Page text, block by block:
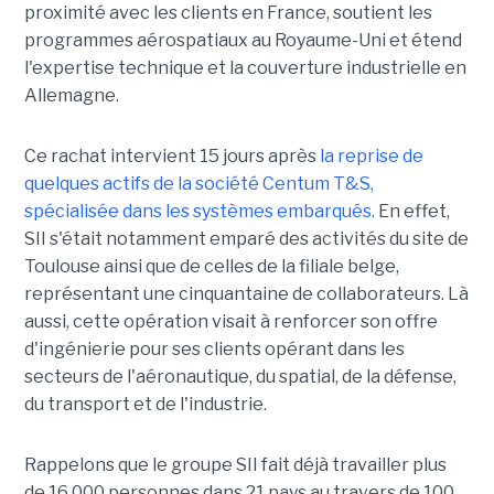
proximité avec les clients en France, soutient les
programmes aérospatiaux au Royaume-Uni et étend
l'expertise technique et la couverture industrielle en
Allemagne.
Ce rachat intervient 15 jours après la reprise de
quelques actifs de la société Centum T&S,
spécialisée dans les systèmes embarqués. En effet,
SII s'était notamment emparé des activités du site de
Toulouse ainsi que de celles de la filiale belge,
représentant une cinquantaine de collaborateurs. Là
aussi, cette opération visait à renforcer son offre
d'ingénierie pour ses clients opérant dans les
secteurs de l'aéronautique, du spatial, de la défense,
du transport et de l'industrie.
Rappelons que le groupe SII fait déjà travailler plus